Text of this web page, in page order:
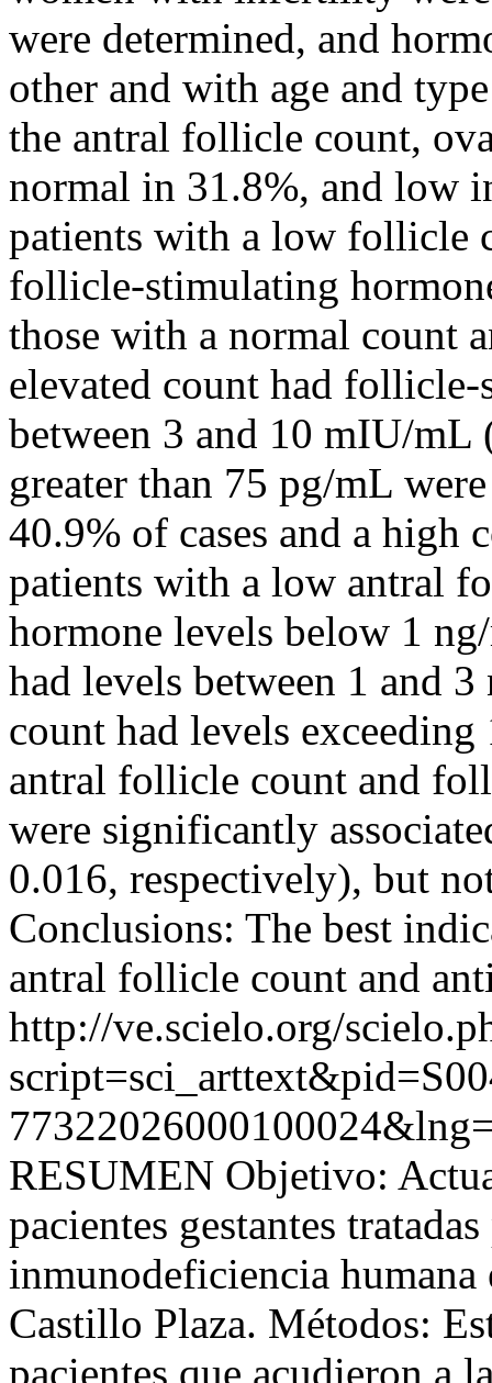
were determined, and
other and with age and
the antral follicle count,
normal in 31.8%, and low
patients with a low follicle
follicle-stimulating
those with a normal count
elevated count had
between 3 and 10 mIU/
greater than 75 pg/mL
40.9% of cases and a
patients with a low antral
hormone levels below 1
had levels between 1 and
count had levels
antral follicle count and
were significantly
0.016, respectively), but
Conclusions: The best
antral follicle count and
http://ve.scielo.org/
RESUMEN Objetivo:
pacientes gestantes
inmunodeficiencia
Castillo Plaza. Métodos:
pacientes que acudieron a